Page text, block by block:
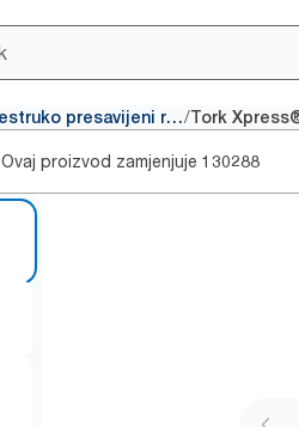
Višestruko presavijeni ručnici za ruke/
Ovaj proizvod zamjenjuje 130288